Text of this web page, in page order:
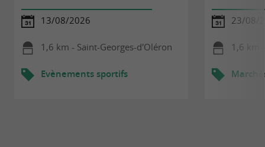
13/08/2026
1,6 km - Saint-Georges-d'Oléron
Evènements sportifs
23/08/
1,6 km